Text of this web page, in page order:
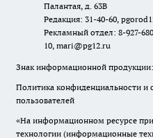
Палантая, д. 63В
Редакция: 31-40-60,
Рекламный отдел: 8-927-
10, mari@pg12.ru
Знак информационной
Политика конфиденциальности и
пользователей
«На информационном ресурсе
технологии (информационные